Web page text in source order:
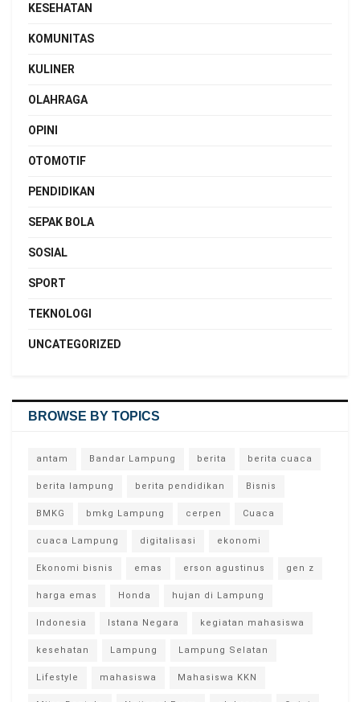
KESEHATAN
KOMUNITAS
KULINER
OLAHRAGA
OPINI
OTOMOTIF
PENDIDIKAN
SEPAK BOLA
SOSIAL
SPORT
TEKNOLOGI
UNCATEGORIZED
BROWSE BY TOPICS
antam Bandar Lampung berita berita cuaca
berita lampung berita pendidikan Bisnis
BMKG bmkg Lampung cerpen Cuaca
cuaca Lampung digitalisasi ekonomi
Ekonomi bisnis emas erson agustinus gen z
harga emas Honda hujan di Lampung
Indonesia Istana Negara kegiatan mahasiswa
kesehatan Lampung Lampung Selatan
Lifestyle mahasiswa Mahasiswa KKN